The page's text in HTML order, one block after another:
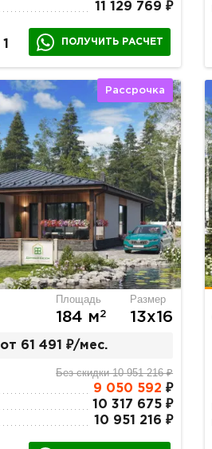
11 129 769 ₽
1 ПОЛУЧИТЬ РАСЧЕТ
Рассрочка
Площадь
184 м2
Размер
13х16
от 61 491 ₽/мес.
Без скидки 10 951 216 ₽
9 050 592 ₽
10 317 675 ₽
10 951 216 ₽